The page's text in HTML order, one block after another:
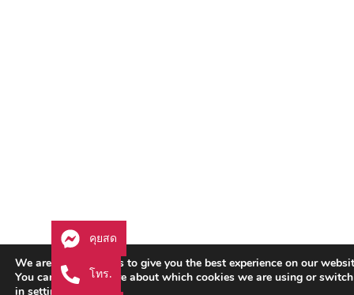
We are using cookies to give you the best experience on our
You can find out more about which cookies we are using or
in settings
คุยสด
โทร.